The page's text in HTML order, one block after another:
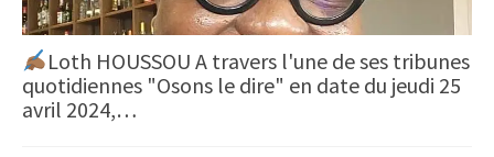
Loth HOUSSOU A travers l'une de ses tribunes
quotidiennes "Osons le dire" en date du jeudi 25
avril 2024,…